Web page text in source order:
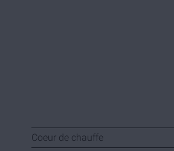
Coeur de chauffe